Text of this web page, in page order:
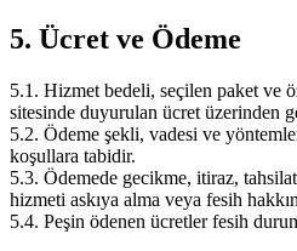
5. Ücret ve Ödeme
5.1. Hizmet bedeli, seçilen paket ve
sitesinde duyurulan ücret üzerinden
5.2. Ödeme şekli, vadesi ve
koşullara tabidir.
5.3. Ödemede gecikme, itiraz,
hizmeti askıya alma veya fesih
5.4. Peşin ödenen ücretler fesih